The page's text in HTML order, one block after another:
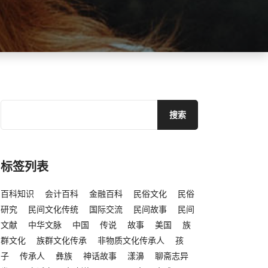
标签列表
百科知识 会计百科 金融百科 民俗文化
民俗
研究
民间文化传统 国际交流 民间故事
民间
文献
中华文脉 中国 传说 故事 美国
族
群文化
族群文化传承 非物质文化传承人
孩
子
传承人 彝族 神话故事 漾濞
聊斋志异